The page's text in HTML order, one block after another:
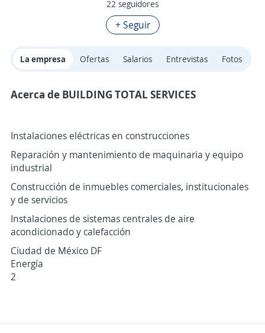
22 seguidores
+ Seguir
La empresa Ofertas Salarios Entrevistas Fotos
Acerca de BUILDING TOTAL SERVICES
Instalaciones eléctricas en construcciones
Reparación y mantenimiento de maquinaria y equipo
industrial
Construcción de inmuebles comerciales, institucionales
y de servicios
Instalaciones de sistemas centrales de aire
acondicionado y calefacción
Ciudad de México DF
Energía
2